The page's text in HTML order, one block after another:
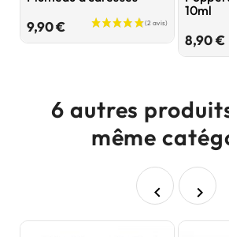
9,90 €Prix
10ml
8,90 €
6 autres
même
 